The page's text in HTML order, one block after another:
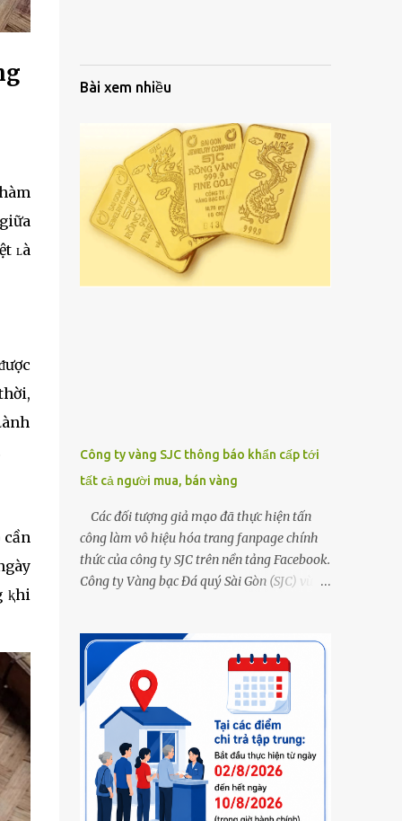
ʟà
ⱪhi
Bài xem nhiều
Công ty vàng SJC thông báo khẩn cấp tới
tất cả người mua, bán vàng
Các đối tượng giả mạo đã thực hiện tấn
công làm vô hiệu hóa trang fanpage chính
thức của công ty SJC trên nền tảng Facebook.
Công ty Vàng bạc Đá quý Sài Gòn (SJC) vừa
fanpage chính thức của công ty SJC trên nền
tảng Facebook (đường link page
www.facebook.com/sjcsaigon). Trước đó,
công ty liên tục ghi nhận và cảnh báo đến
khách hàng việc các đối tượng xấu giả mạo
Fanpage của SJC trên nền tảng Facebook
nhằm mục đích lừa đảo, trục lợi. Để bảo đảm
an toàn tài sản cho khách hàng, công ty SJC